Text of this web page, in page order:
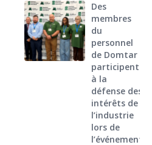
Des
membres
du
personnel
de Domtar
participent
à la
défense des
intérêts de
l’industrie
lors de
l’événement